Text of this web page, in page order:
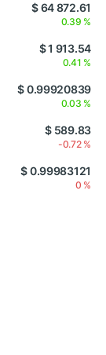
$ 64 872.61
0.39 %
$ 1 913.54
0.41 %
$ 0.99920839
0.03 %
$ 589.83
-0.72 %
$ 0.99983121
0 %